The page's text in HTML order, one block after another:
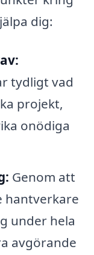
dig:
tydligt vad
projekt,
onödiga
Genom att
hantverkare
under hela
avgörande